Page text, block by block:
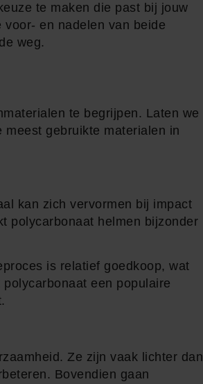
te maken die past bij jouw
en nadelen van beide
weg.
te begrijpen. Laten we
gebruikte materialen in
kan zich vervormen bij impact
polycarbonaat helmen bijzonder
is relatief goedkoop, wat
een populaire
Ze zijn vaak lichter dan
Bovendien gaan